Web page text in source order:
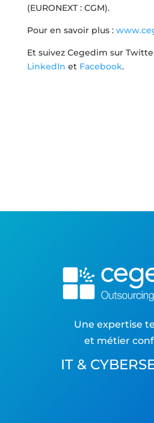
(EURONEXT : CGM).
Pour en savoir plus :
Et suivez Cegedim sur
LinkedIn et Facebook.
Une expertise
et métier
IT &